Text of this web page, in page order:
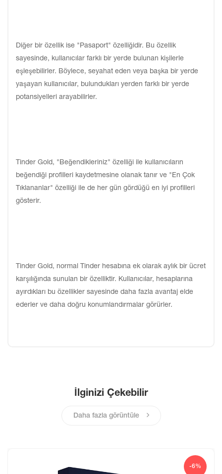
Diğer bir özellik ise "Pasaport" özelliğidir. Bu özellik
sayesinde, kullanıcılar farklı bir yerde bulunan kişilerle
eşleşebilirler. Böylece, seyahat eden veya başka bir yerde
yaşayan kullanıcılar, bulundukları yerden farklı bir yerde
potansiyelleri arayabilirler.
Tinder Gold, "Beğendikleriniz" özelliği ile kullanıcıların
beğendiği profilleri kaydetmesine olanak tanır ve "En Çok
Tıklananlar" özelliği ile de her gün gördüğü en iyi profilleri
gösterir.
Tinder Gold, normal Tinder hesabına ek olarak aylık bir ücret
karşılığında sunulan bir özelliktir. Kullanıcılar, hesaplarına
ayırdıkları bu özellikler sayesinde daha fazla avantaj elde
ederler ve daha doğru konumlandırmalar görürler.
İlginizi Çekebilir
Daha fazla görüntüle
-6%